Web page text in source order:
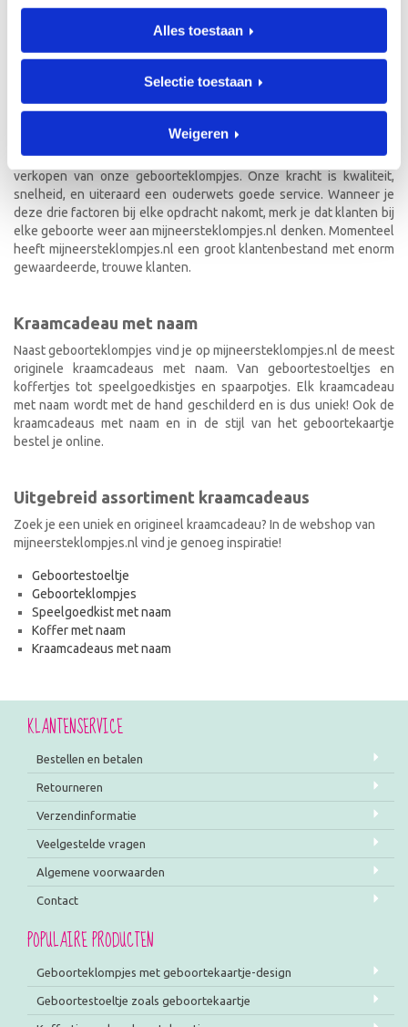
Alles toestaan
Selectie toestaan
Weigeren
de geboorteklompjes met de hand en indien gewenst in de stijl van
het geboortekaartje!
Over mijneersteklompjes.nl in Doetinchem
Achter mijneersteklompjes.nl zit een echte
‘klompenmakersfamilie’. In 2002 zijn we gestart met het online
verkopen van onze geboorteklompjes. Onze kracht is kwaliteit,
snelheid, en uiteraard een ouderwets goede service. Wanneer je
deze drie factoren bij elke opdracht nakomt, merk je dat klanten bij
elke geboorte weer aan mijneersteklompjes.nl denken. Momenteel
heeft mijneersteklompjes.nl een groot klantenbestand met enorm
gewaardeerde, trouwe klanten.
Kraamcadeau met naam
Naast geboorteklompjes vind je op mijneersteklompjes.nl de meest
originele kraamcadeaus met naam. Van geboortestoeltjes en
koffertjes tot speelgoedkistjes en spaarpotjes. Elk kraamcadeau
met naam wordt met de hand geschilderd en is dus uniek! Ook de
kraamcadeaus met naam en in de stijl van het geboortekaartje
bestel je online.
Uitgebreid assortiment kraamcadeaus
Zoek je een uniek en origineel kraamcadeau? In de webshop van
mijneersteklompjes.nl vind je genoeg inspiratie!
Geboortestoeltje
Geboorteklompjes
Speelgoedkist met naam
Koffer met naam
Kraamcadeaus met naam
KLANTENSERVICE
Bestellen en betalen
Retourneren
Verzendinformatie
Veelgestelde vragen
Algemene voorwaarden
Contact
POPULAIRE PRODUCTEN
Geboorteklompjes met geboortekaartje-design
Geboortestoeltje zoals geboortekaartje